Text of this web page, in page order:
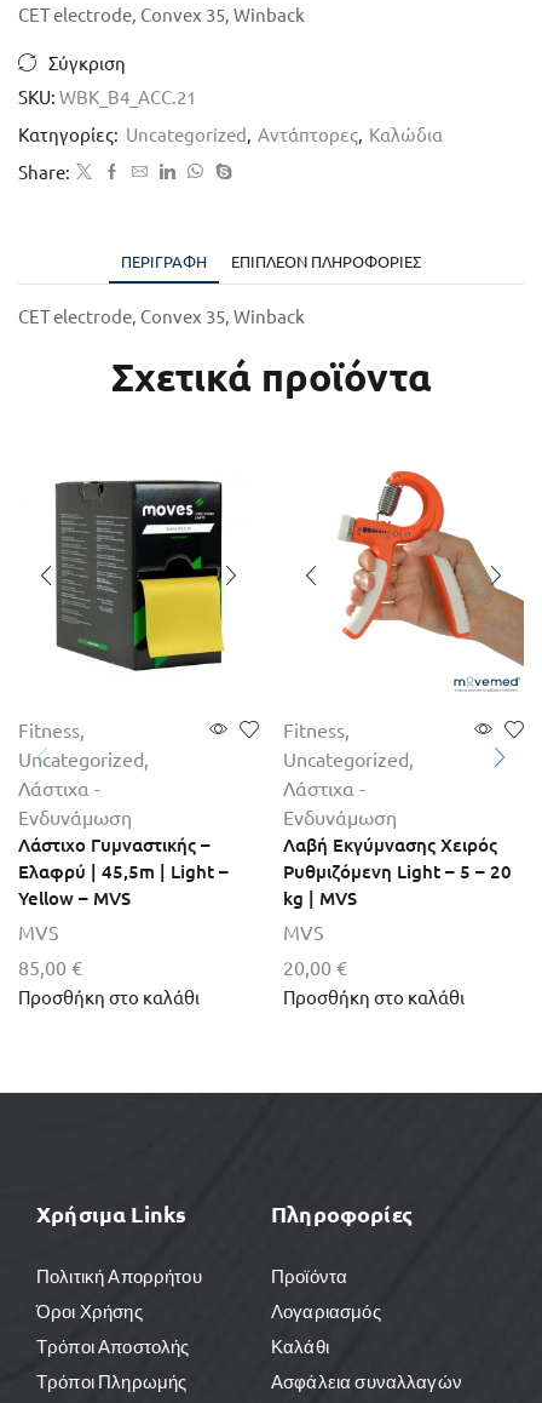
CET electrode, Convex 35, Winback
Σύγκριση
SKU: WBK_B4_ACC.21
Κατηγορίες: Uncategorized Αντάπτορες Καλώδια
Share:
ΠΕΡΙΓΡΑΦΉ ΕΠΙΠΛΈΟΝ ΠΛΗΡΟΦΟΡΊΕΣ
CET electrode, Convex 35, Winback
Σχετικά προϊόντα
Fitness
Uncategorized
Λάστιχα -
Ενδυνάμωση
Λάστιχο Γυμναστικής –
Ελαφρύ | 45,5m | Light –
Yellow – MVS
MVS
85,00 €
Προσθήκη στο καλάθι
Fitness
Uncategorized
Λάστιχα -
Ενδυνάμωση
Λαβή Εκγύμνασης Χειρός
Ρυθμιζόμενη Light – 5 – 20
kg | MVS
MVS
20,00 €
Προσθήκη στο καλάθι
Χρήσιμα Links
Πολιτική Απορρήτου
Όροι Χρήσης
Τρόποι Αποστολής
Τρόποι Πληρωμής
Πληροφορίες
Προϊόντα
Λογαριασμός
Καλάθι
Ασφάλεια συναλλαγών